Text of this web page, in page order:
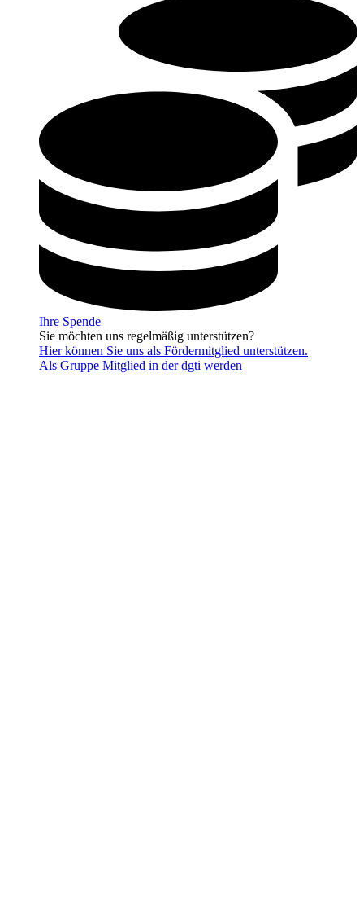
Ihre Spende
Sie möchten uns regelmäßig unterstützen?
Hier können Sie uns als Fördermitglied unterstützen.
Als Gruppe Mitglied in der dgti werden